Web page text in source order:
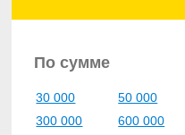
По сумме
30 000 50 000
300 000
600 000